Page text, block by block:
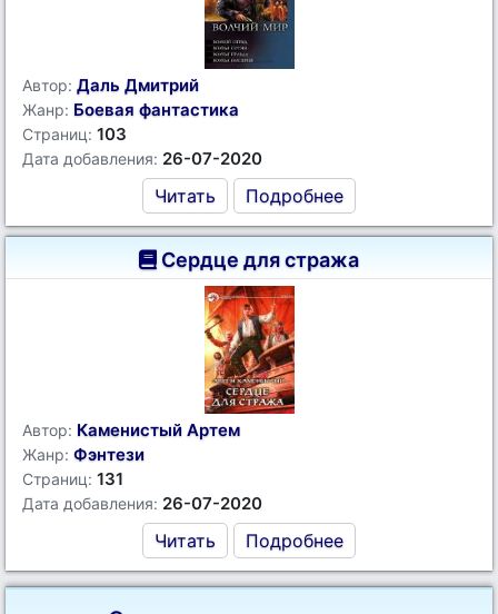
Автор: Даль Дмитрий
Жанр: Боевая фантастика
Страниц: 103
Дата добавления: 26-07-2020
Читать Подробнее
Сердце для стража
Автор: Каменистый Артем
Жанр: Фэнтези
Страниц: 131
Дата добавления: 26-07-2020
Читать Подробнее